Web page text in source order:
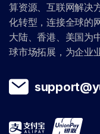
算资源、互联网解决
化转型，连接全球的
大陆、香港、美国为
球市场拓展，为企业